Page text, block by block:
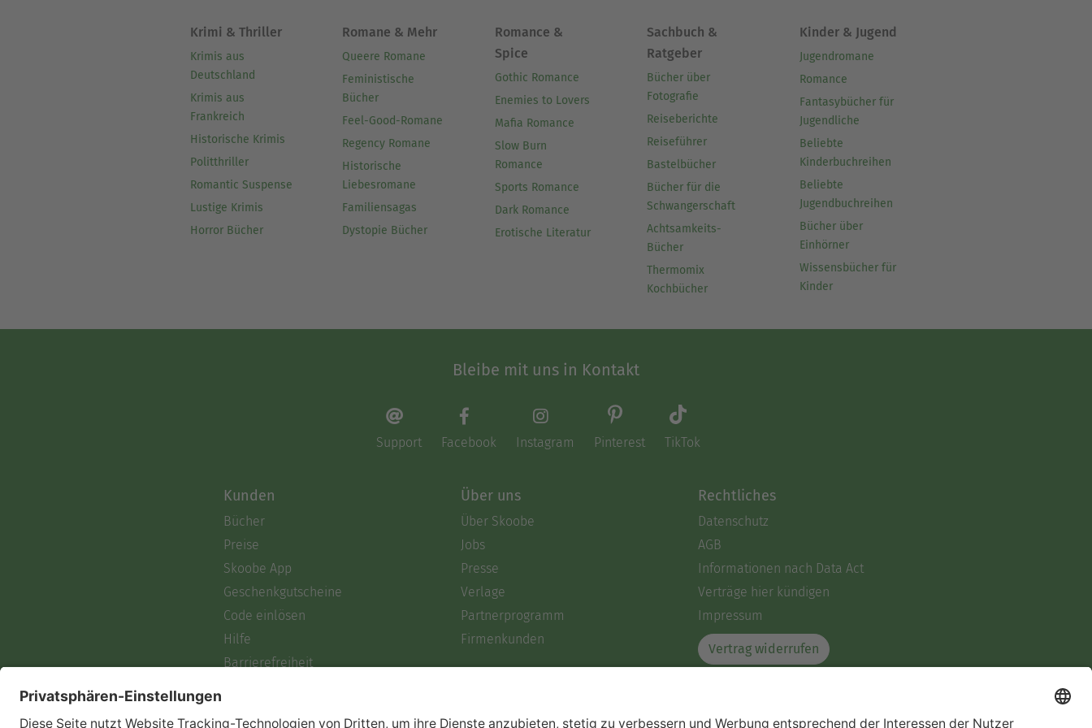
Krimi & Thriller
Krimis aus
Deutschland
Krimis aus
Frankreich
Historische Krimis
Politthriller
Romantic Suspense
Lustige Krimis
Horror Bücher
Romane & Mehr
Queere Romane
Feministische
Bücher
Feel-Good-Romane
Regency Romane
Historische
Liebesromane
Familiensagas
Dystopie Bücher
Romance &
Spice
Gothic Romance
Enemies to Lovers
Mafia Romance
Slow Burn
Romance
Sports Romance
Dark Romance
Erotische Literatur
Sachbuch &
Ratgeber
Bücher über
Fotografie
Reiseberichte
Reiseführer
Bastelbücher
Bücher für die
Schwangerschaft
Achtsamkeits-
Bücher
Thermomix
Kochbücher
Kinder & Jugend
Jugendromane
Romance
Fantasybücher für
Jugendliche
Beliebte
Kinderbuchreihen
Beliebte
Jugendbuchreihen
Bücher über
Einhörner
Wissensbücher für
Kinder
Bleibe mit uns in Kontakt
Support Facebook Instagram Pinterest TikTok
Kunden
Bücher
Preise
Skoobe App
Geschenkgutscheine
Code einlösen
Hilfe
Barrierefreiheit
Über uns
Über Skoobe
Jobs
Presse
Verlage
Partnerprogramm
Firmenkunden
Rechtliches
Datenschutz
AGB
Informationen nach Data Act
Verträge hier kündigen
Impressum
Vertrag widerrufen